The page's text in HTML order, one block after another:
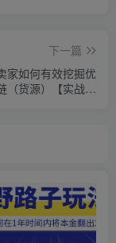
下一篇
家如何有效挖掘优
（货源）【实战心